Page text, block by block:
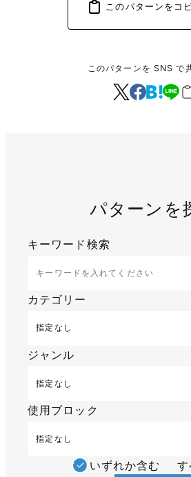
このパターンをコ
このパターンを SNS で
パターンを
キーワード検索
カテゴリー
ジャンル
使用ブロック
いずれか含む